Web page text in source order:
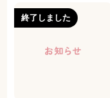
終了しました